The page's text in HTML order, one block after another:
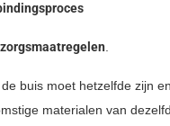
buis moet hetzelfde zijn
materialen van